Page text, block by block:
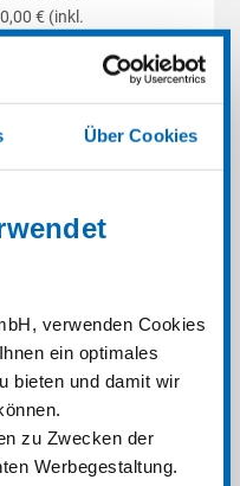
Über Cookies
verwenden Cookies
ein optimales
bieten und damit wir
zu Zwecken der
Werbegestaltung.
€ (inkl.
ca. 140,00 € à
sich im
neben